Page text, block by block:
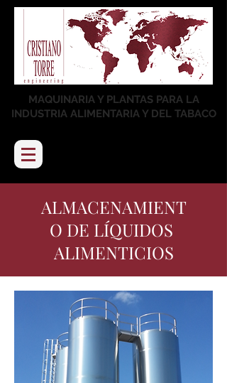
MAQUINARIA Y PLANTAS PARA LA
INDUSTRIA ALIMENTARIA Y DEL TABACO
ALMACENAMIENT
O DE LÍQUIDOS
ALIMENTICIOS